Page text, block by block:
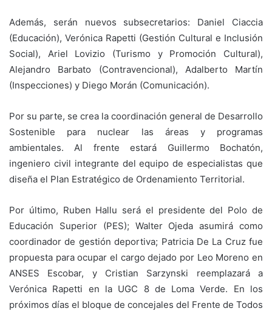
Además, serán nuevos subsecretarios: Daniel Ciaccia
(Educación), Verónica Rapetti (Gestión Cultural e Inclusión
Social), Ariel Lovizio (Turismo y Promoción Cultural),
Alejandro Barbato (Contravencional), Adalberto Martín
(Inspecciones) y Diego Morán (Comunicación).
Por su parte, se crea la coordinación general de Desarrollo
Sostenible para nuclear las áreas y programas
ambientales. Al frente estará Guillermo Bochatón,
ingeniero civil integrante del equipo de especialistas que
diseña el Plan Estratégico de Ordenamiento Territorial.
Por último, Ruben Hallu será el presidente del Polo de
Educación Superior (PES); Walter Ojeda asumirá como
coordinador de gestión deportiva; Patricia De La Cruz fue
propuesta para ocupar el cargo dejado por Leo Moreno en
ANSES Escobar, y Cristian Sarzynski reemplazará a
Verónica Rapetti en la UGC 8 de Loma Verde. En los
próximos días el bloque de concejales del Frente de Todos